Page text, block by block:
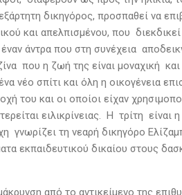
δικηγόρος, προσπαθεί να
και απελπισμένου, που διεκδικεί
άντρα που στη συνέχεια
που η ζωή της είναι μοναχική και
νέο σπίτι και όλη η οικογένεια
του και οι οποίοι είχαν
ειλικρίνειας. Η τρίτη είναι η
γνωρίζει τη νεαρή δικηγόρο
εκπαιδευτικού δικαίου στους
από το αντικείμενο της